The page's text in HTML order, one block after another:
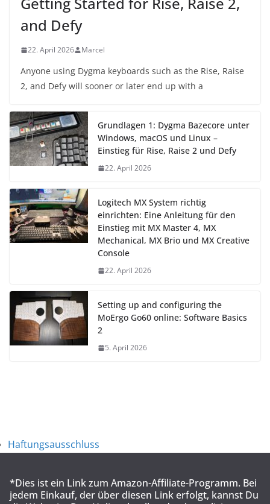
and Defy
22. April 2026 Marcel
Anyone using Dygma keyboards such as the Rise, Raise
2, and Defy will sooner or later end up with a
Grundlagen 1: Dygma Bazecore unter
Windows, macOS und Linux –
Einstieg für Rise, Raise 2 und Defy
22. April 2026
Logitech MX System richtig
einrichten: Eine Anleitung für den
Einstieg mit MX Master 4, MX
Mechanical, MX Brio und MX Creative
Console
22. April 2026
Setting up and configuring the
MoErgo Go60 online: Software Basics
2
5. April 2026
Haftungsausschluss
*Dies ist ein Link zum Amazon-Affiliate-Programm. Bei
jedem Einkauf, der über diesen Link erfolgt, kannst Du